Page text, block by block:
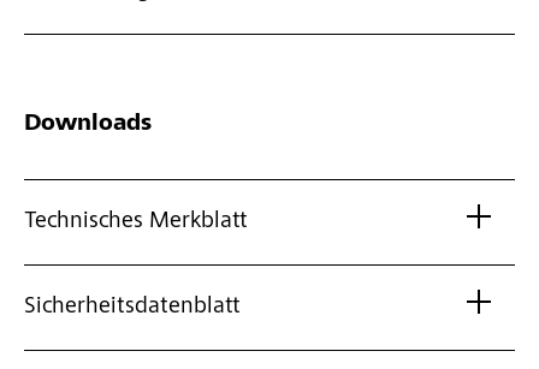
Downloads
Technisches Merkblatt
Sicherheitsdatenblatt